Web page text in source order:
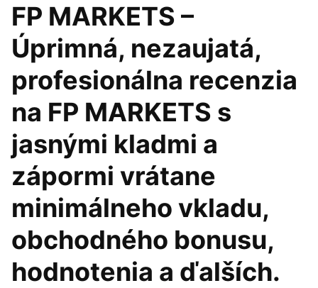
FP MARKETS –
️Úprimná, nezaujatá,
profesionálna recenzia
na FP MARKETS s
jasnými kladmi a
zápormi vrátane
minimálneho vkladu,
obchodného bonusu,
hodnotenia a ďalších.